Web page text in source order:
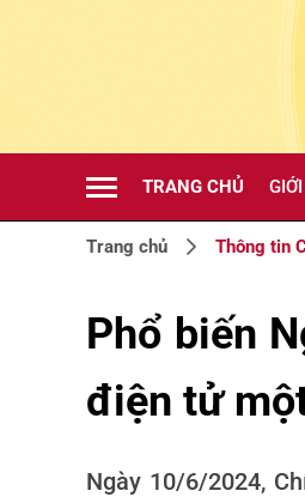
TRANG CHỦ
Trang chủ Thông tin
Phổ biến
điện tử
Ngày 10/6/2024,